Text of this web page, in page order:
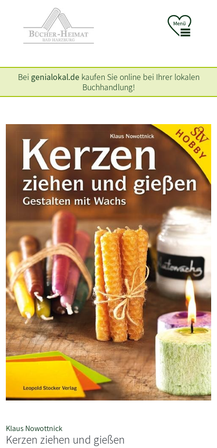
Bei genialokal.de kaufen Sie online bei Ihrer lokalen
Buchhandlung!
Klaus Nowottnick
Kerzen ziehen und gießen